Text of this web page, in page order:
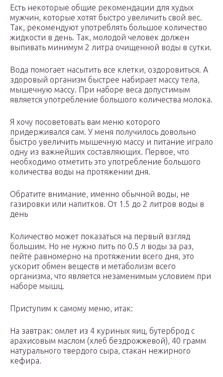
Есть некоторые общие рекомендации для худых
мужчин, которые хотят быстро увеличить свой вес.
Так, рекомендуют употреблять большое количество
жидкости в день. Так, молодой человек должен
выпивать минимум 2 литра очищенной воды в сутки.
Вода помогает насытить все клетки, оздоровиться. А
здоровый организм быстрее набирает массу тела,
мышечную массу. При наборе веса допустимым
является употребление большого количества молока.
Я хочу посоветовать вам меню которого
придерживался сам. У меня получилось довольно
быстро увеличить мышечную массу и питание играло
одну из важнейших составляющих. Первое, что
необходимо отметить это употребление большого
количества воды на протяжении дня.
Обратите внимание, именно обычной воды, не
газировки или напитков. От 1.5 до 2 литров воды в
день
Количество может показаться на первый взгляд
большим. Но не нужно пить по 0.5 л воды за раз,
пейте равномерно на протяжении всего дня, это
ускорит обмен веществ и метаболизм всего
организма, что является незаменимым условием при
наборе мышц.
Приступим к самому меню, итак:
На завтрак: омлет из 4 куриных яиц, бутерброд с
арахисовым маслом (хлеб бездрожжевой), 40 грамм
натурального твердого сыра, стакан нежирного
кефира.